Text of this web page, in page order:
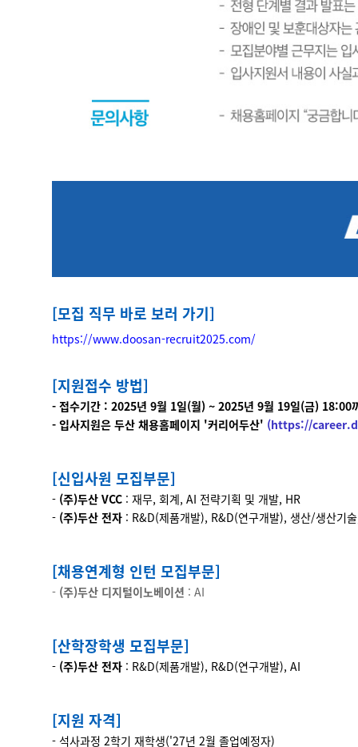
[모집 직무 바로 보러 가기]
https://www.doosan-recruit2025.com/
[지원접수 방법]
- 접수기간 : 2025년 9월 1일(월) ~ 2025년 9월 19일(금) 18:00
- 입사지원은 두산 채용홈페이지 '커리어두산' (https://
[신입사원 모집부문]
- (주)두산 VCC : 재무, 회계, AI 전략기획 및 개발, HR
- (주)두산 전자 : R&D(제품개발), R&D(연구개발), 생산/생산기
[채용연계형 인턴 모집부문]
- (주)두산 디지털이노베이션 : AI
[산학장학생 모집부문]
- (주)두산 전자 : R&D(제품개발), R&D(연구개발), AI
[지원 자격]
- 석사과정 2학기 재학생('27년 2월 졸업예정자)